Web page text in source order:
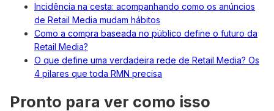
Incidência na cesta: acompanhando como os anúncios
de Retail Media mudam hábitos
Como a compra baseada no público define o futuro da
Retail Media?
O que define uma verdadeira rede de Retail Media? Os
4 pilares que toda RMN precisa
Pronto para ver como isso